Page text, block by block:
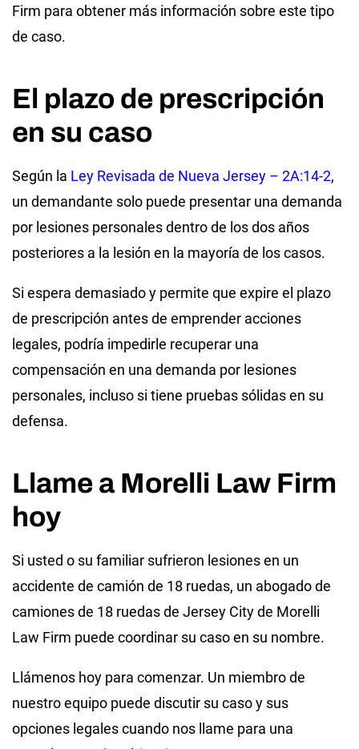
Firm para obtener más información sobre este tipo
de caso.
El plazo de prescripción
en su caso
Según la Ley Revisada de Nueva Jersey – 2A:14-2,
un demandante solo puede presentar una demanda
por lesiones personales dentro de los dos años
posteriores a la lesión en la mayoría de los casos.
Si espera demasiado y permite que expire el plazo
de prescripción antes de emprender acciones
legales, podría impedirle recuperar una
compensación en una demanda por lesiones
personales, incluso si tiene pruebas sólidas en su
defensa.
Llame a Morelli Law Firm
hoy
Si usted o su familiar sufrieron lesiones en un
accidente de camión de 18 ruedas, un abogado de
camiones de 18 ruedas de Jersey City de Morelli
Law Firm puede coordinar su caso en su nombre.
Llámenos hoy para comenzar. Un miembro de
nuestro equipo puede discutir su caso y sus
opciones legales cuando nos llame para una